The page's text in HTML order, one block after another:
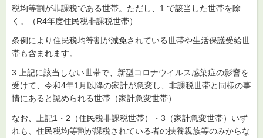
税均等割が非課税である世帯。ただし、1.で該当した世帯を除
く。（R4年度住民税非課税世帯）
条例により住民税均等割が減免されている世帯や生活保護受給世
帯も含まれます。
3.上記に該当しない世帯で、新型コロナウイルス感染症の影響を
受けて、令和4年1月以降の家計が急変し、非課税世帯と同様の事
情にあると認められる世帯（家計急変世帯）
なお、上記1・2（住民税非課税世帯）・3（家計急変世帯）いず
れも、住民税均等割が課税されている者の扶養親族等のみからな